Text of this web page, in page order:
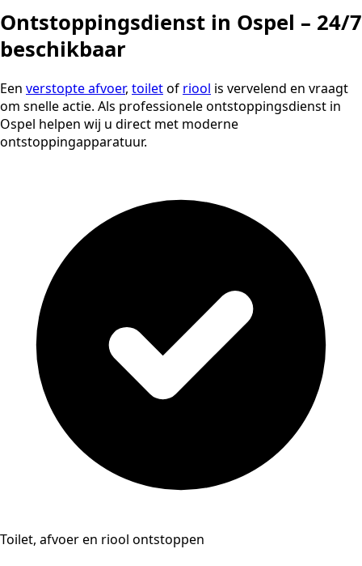
Ontstoppingsdienst in Ospel – 24/7
beschikbaar
Een verstopte afvoer, toiletof riool is vervelend en vraagt
om snelle actie. Als professionele ontstoppingsdienst in
Ospel helpen wij u direct met moderne
ontstoppingapparatuur.
Toilet, afvoer en riool ontstoppen